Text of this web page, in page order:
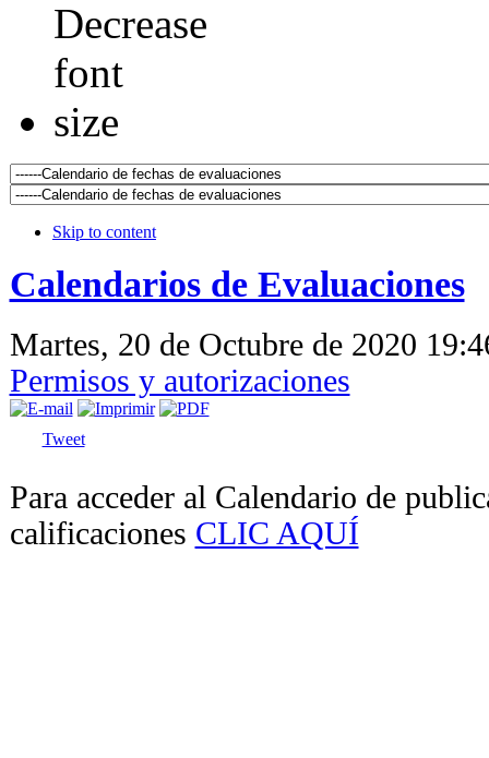
Skip to content
Calendarios de Evaluaciones
Martes, 20 de Octubre de 2020
Permisos y autorizaciones
Tweet
Para acceder al Calendario de
calificaciones CLIC AQUÍ